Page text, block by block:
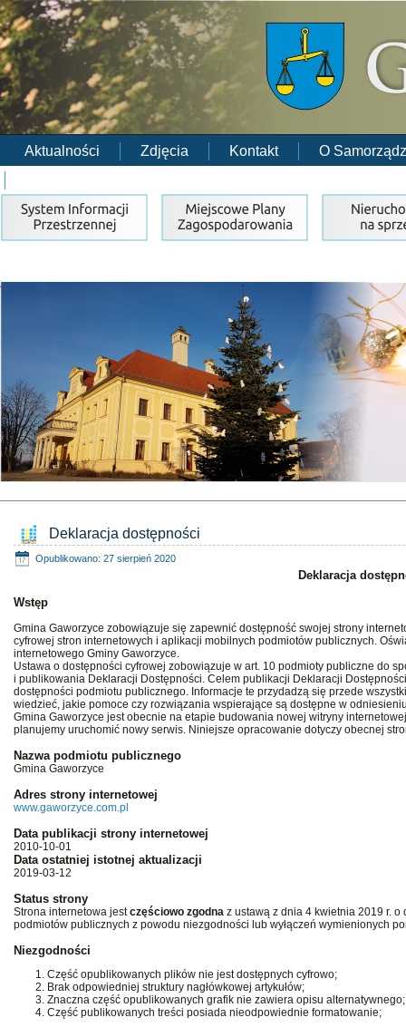
Aktualności Zdjęcia Kontakt
O
Deklaracja dostępności
Opublikowano: 27 sierpień 2020
Deklaracja
Wstęp
Gmina Gaworzyce zobowiązuje się zapewnić dostępność swojej strony
cyfrowej stron internetowych i aplikacji mobilnych podmiotów publicznych.
internetowego Gminy Gaworzyce.
Ustawa o dostępności cyfrowej zobowiązuje w art. 10 podmioty publiczne do
i publikowania Deklaracji Dostępności. Celem publikacji Deklaracji
dostępności podmiotu publicznego. Informacje te przydadzą się przede
wiedzieć, jakie pomoce czy rozwiązania wspierające są dostępne w
Gmina Gaworzyce jest obecnie na etapie budowania nowej witryny
planujemy uruchomić nowy serwis. Niniejsze opracowanie dotyczy obecnej
Nazwa podmiotu publicznego
Gmina Gaworzyce
Adres strony internetowej
www.gaworzyce.com.pl
Data publikacji strony internetowej
2010-10-01
Data ostatniej istotnej aktualizacji
2019-03-12
Status strony
Strona internetowa jestczęściowo zgodna z ustawą z dnia 4 kwietnia 2019 r.
podmiotów publicznych z powodu niezgodności lub wyłączeń wymienionych
Niezgodności
Część opublikowanych plików nie jest dostępnych cyfrowo;
Brak odpowiedniej struktury nagłówkowej artykułów;
Znaczna część opublikowanych grafik nie zawiera opisu alternatywnego;
Część publikowanych treści posiada nieodpowiednie formatowanie;